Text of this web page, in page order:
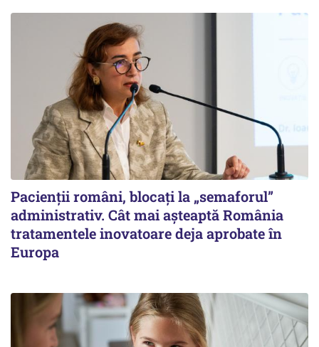
Pacienții români, blocați la „semaforul”
administrativ. Cât mai așteaptă România
tratamentele inovatoare deja aprobate în
Europa